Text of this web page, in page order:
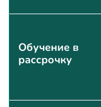
Обучение в
рассрочку